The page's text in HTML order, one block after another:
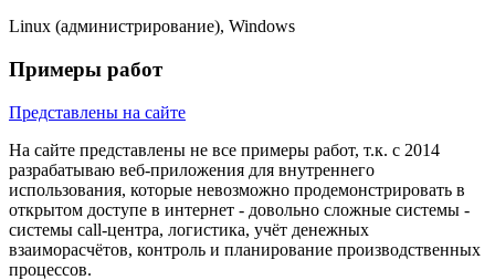
Linux (администрирование), Windows
Примеры работ
Представлены на сайте
На сайте представлены не все примеры работ, т.к. с 2014
разрабатываю веб-приложения для внутреннего
использования, которые невозможно продемонстрировать в
открытом доступе в интернет - довольно сложные системы -
системы call-центра, логистика, учёт денежных
взаиморасчётов, контроль и планирование производственных
процессов.